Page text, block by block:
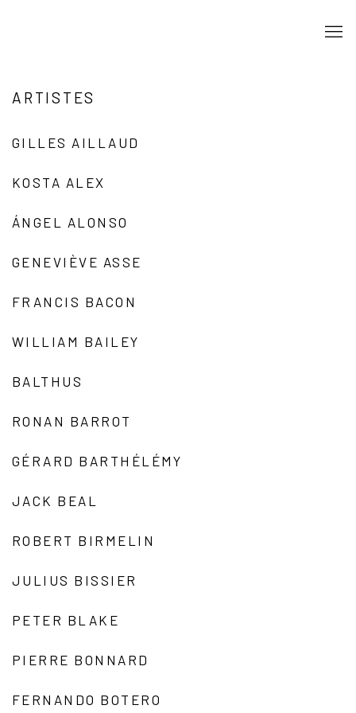
ARTISTES
GILLES AILLAUD
KOSTA ALEX
ÁNGEL ALONSO
GENEVIÈVE ASSE
FRANCIS BACON
WILLIAM BAILEY
BALTHUS
RONAN BARROT
GÉRARD BARTHÉLÉMY
JACK BEAL
ROBERT BIRMELIN
JULIUS BISSIER
PETER BLAKE
PIERRE BONNARD
FERNANDO BOTERO